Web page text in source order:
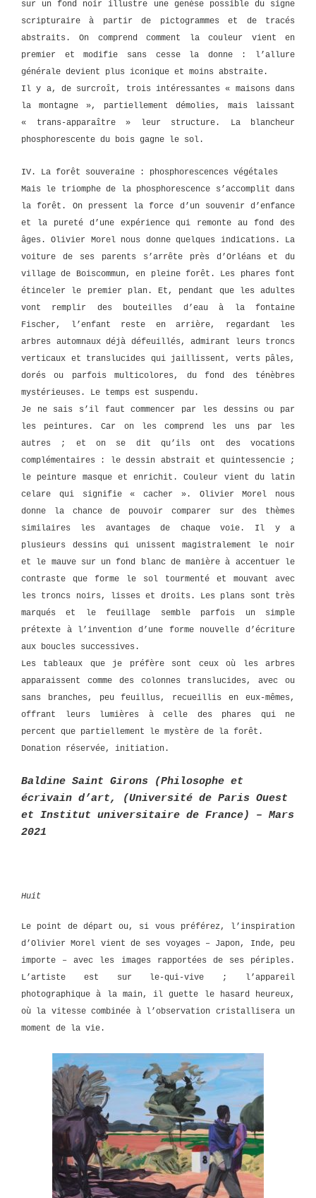
sur un fond noir illustre une genèse possible du signe
scripturaire à partir de pictogrammes et de tracés
abstraits. On comprend comment la couleur vient en
premier et modifie sans cesse la donne : l’allure
générale devient plus iconique et moins abstraite.
Il y a, de surcroît, trois intéressantes « maisons dans
la montagne », partiellement démolies, mais laissant
« trans-apparaître » leur structure. La blancheur
phosphorescente du bois gagne le sol.
IV. La forêt souveraine : phosphorescences végétales
Mais le triomphe de la phosphorescence s’accomplit dans
la forêt. On pressent la force d’un souvenir d’enfance
et la pureté d’une expérience qui remonte au fond des
âges. Olivier Morel nous donne quelques indications. La
voiture de ses parents s’arrête près d’Orléans et du
village de Boiscommun, en pleine forêt. Les phares font
étinceler le premier plan. Et, pendant que les adultes
vont remplir des bouteilles d’eau à la fontaine
Fischer, l’enfant reste en arrière, regardant les
arbres automnaux déjà défeuillés, admirant leurs troncs
verticaux et translucides qui jaillissent, verts pâles,
dorés ou parfois multicolores, du fond des ténèbres
mystérieuses. Le temps est suspendu.
Je ne sais s’il faut commencer par les dessins ou par
les peintures. Car on les comprend les uns par les
autres ; et on se dit qu’ils ont des vocations
complémentaires : le dessin abstrait et quintessencie ;
le peinture masque et enrichit. Couleur vient du latin
celare qui signifie « cacher ». Olivier Morel nous
donne la chance de pouvoir comparer sur des thèmes
similaires les avantages de chaque voie. Il y a
plusieurs dessins qui unissent magistralement le noir
et le mauve sur un fond blanc de manière à accentuer le
contraste que forme le sol tourmenté et mouvant avec
les troncs noirs, lisses et droits. Les plans sont très
marqués et le feuillage semble parfois un simple
prétexte à l’invention d’une forme nouvelle d’écriture
aux boucles successives.
Les tableaux que je préfère sont ceux où les arbres
apparaissent comme des colonnes translucides, avec ou
sans branches, peu feuillus, recueillis en eux-mêmes,
offrant leurs lumières à celle des phares qui ne
percent que partiellement le mystère de la forêt.
Donation réservée, initiation.
Baldine Saint Girons (Philosophe et
écrivain d’art, (Université de Paris Ouest
et Institut universitaire de France) – Mars
2021
Huit
Le point de départ ou, si vous préférez, l’inspiration
d’Olivier Morel vient de ses voyages – Japon, Inde, peu
importe – avec les images rapportées de ses périples.
L’artiste est sur le-qui-vive ; l’appareil
photographique à la main, il guette le hasard heureux,
où la vitesse combinée à l’observation cristallisera un
moment de la vie.